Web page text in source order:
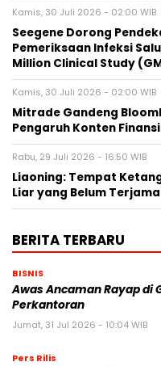
Kamis, 30 Juli 2026 - 02:00 WIB
Seegene Dorong
Pemeriksaan Infeksi
Million Clinical Study
Kamis, 30 Juli 2026 - 02:00 WIB
Mitrade Gandeng
Pengaruh Konten
Rabu, 29 Juli 2026 - 16:50 WIB
Liaoning: Tempat
Liar yang Belum
BERITA TERBARU
BISNIS
Awas Ancaman Rayap di
Perkantoran
Jumat, 31 Jul 2026 - 10:04 WIB
Pers Rilis